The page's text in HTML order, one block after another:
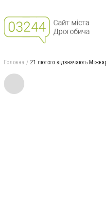
Головна 21 лютого відзначають